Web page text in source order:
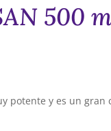
500
potente y es un